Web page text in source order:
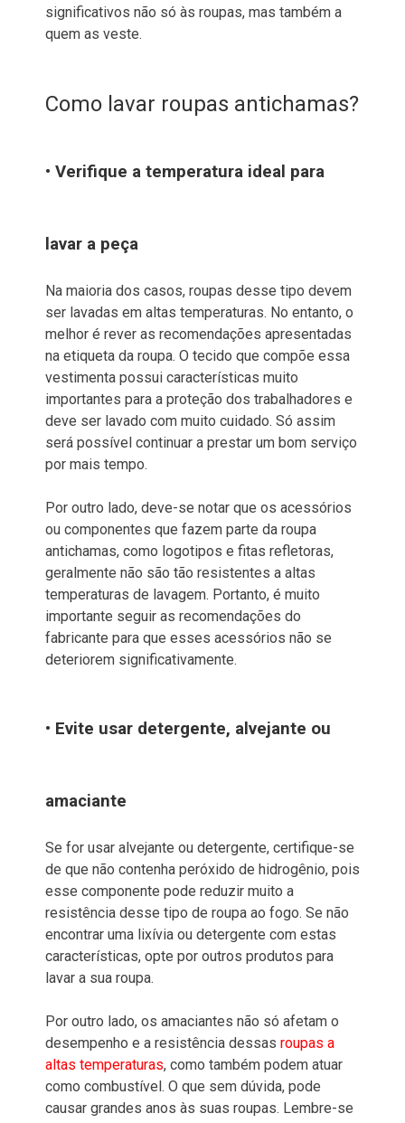
significativos não só às roupas, mas também a
quem as veste.
Como lavar roupas antichamas?
• Verifique a temperatura ideal para
lavar a peça
Na maioria dos casos, roupas desse tipo devem
ser lavadas em altas temperaturas. No entanto, o
melhor é rever as recomendações apresentadas
na etiqueta da roupa. O tecido que compõe essa
vestimenta possui características muito
importantes para a proteção dos trabalhadores e
deve ser lavado com muito cuidado. Só assim
será possível continuar a prestar um bom serviço
por mais tempo.
Por outro lado, deve-se notar que os acessórios
ou componentes que fazem parte da roupa
antichamas, como logotipos e fitas refletoras,
geralmente não são tão resistentes a altas
temperaturas de lavagem. Portanto, é muito
importante seguir as recomendações do
fabricante para que esses acessórios não se
deteriorem significativamente.
• Evite usar detergente, alvejante ou
amaciante
Se for usar alvejante ou detergente, certifique-se
de que não contenha peróxido de hidrogênio, pois
esse componente pode reduzir muito a
resistência desse tipo de roupa ao fogo. Se não
encontrar uma lixívia ou detergente com estas
características, opte por outros produtos para
lavar a sua roupa.
Por outro lado, os amaciantes não só afetam o
desempenho e a resistência dessas roupas a
altas temperaturas, como também podem atuar
como combustível. O que sem dúvida, pode
causar grandes anos às suas roupas. Lembre-se